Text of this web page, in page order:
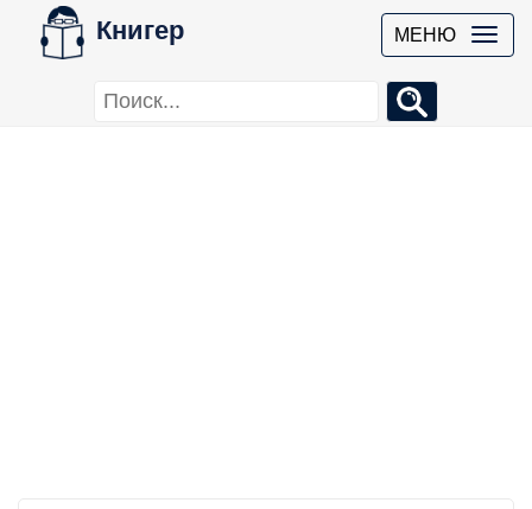
Книгер МЕНЮ